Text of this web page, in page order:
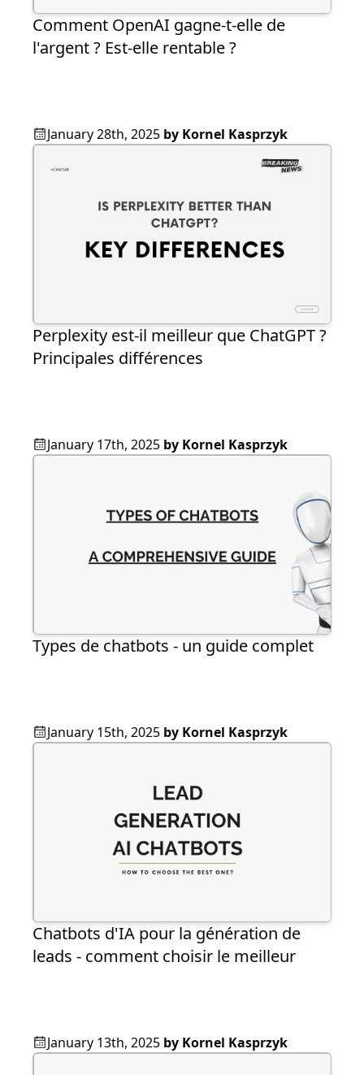
Comment OpenAI gagne-t-elle de
l'argent ? Est-elle rentable ?
January 28th, 2025 by Kornel Kasprzyk
Perplexity est-il meilleur que ChatGPT ?
Principales différences
January 17th, 2025 by Kornel Kasprzyk
Types de chatbots - un guide complet
January 15th, 2025 by Kornel Kasprzyk
Chatbots d'IA pour la génération de
leads - comment choisir le meilleur
January 13th, 2025 by Kornel Kasprzyk